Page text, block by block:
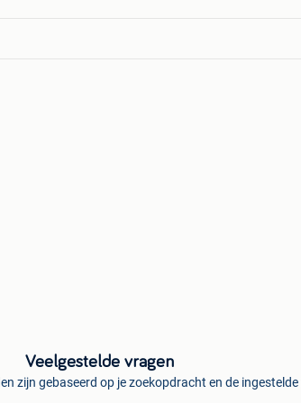
Veelgestelde vragen
zijn gebaseerd op je zoekopdracht en de